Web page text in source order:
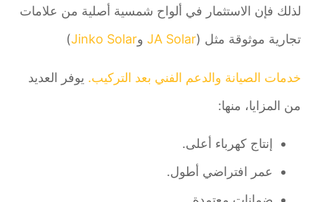
لذلك فإن الاستثمار في ألواح شمسية أصلية من علامات
تجارية موثوقة مثل ( JA SolarوJinko Solar
)
خدمات الصيانة والدعم الفني بعد التركيب.يوفر العديد
من المزايا، منها:
إنتاج كهرباء أعلى.
عمر افتراضي أطول.